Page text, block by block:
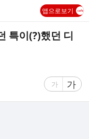
앱으로보기
특이(?)했던 디
글
가
글
자
가